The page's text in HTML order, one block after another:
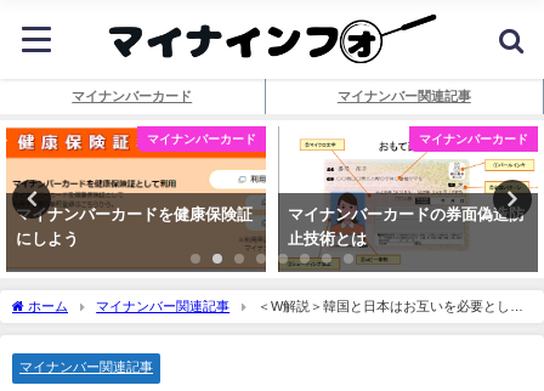
マイナンバーカード マイナンバー関連記事
マイナンバーカード
マイナンバーカードを健康保険証
にしよう
マイナンバーカード
マイナンバーカードの券面偽造防
止技術とは
ホーム マイナンバー関連記事
＜W解説＞韓国と日本はお互いを必要としな
いのか？「モバイル運転免許証」にみる日韓関係
マイナンバー関連記事